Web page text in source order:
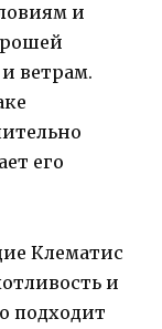
и
ветрам.
его
Клематис
и
подходит